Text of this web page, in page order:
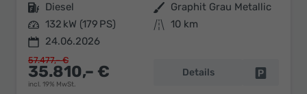
Kraftstoff Diesel Außenfarbe Graphit Grau Metallic
Leistung 132 kW (179 PS) Kilometerstand 10 km
24.06.2026
35.810,– €
incl. 19% MwSt.
57.477,– €
Details